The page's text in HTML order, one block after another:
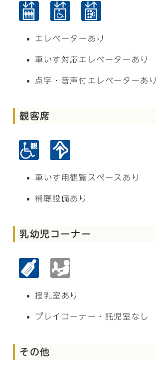
エレベーターあり
車いす対応エレベーターあり
点字・音声付エレベーターあり
観客席
車いす用観覧スペースあり
補聴設備あり
乳幼児コーナー
授乳室あり
プレイコーナー・託児室なし
その他